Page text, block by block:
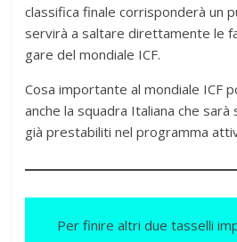
classifica finale corrisponderà un
servirà a saltare direttamente le
gare del mondiale ICF.
Cosa importante al mondiale ICF
anche la squadra Italiana che
già prestabiliti nel programma
Per finire altri due tasselli